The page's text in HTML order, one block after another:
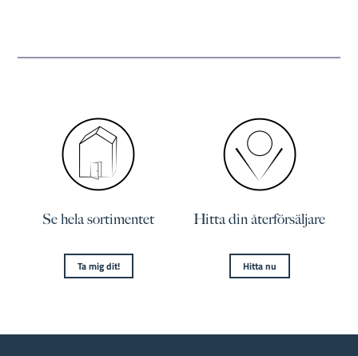
Se hela sortimentet
Ta mig dit!
Hitta din återförsäljare
Hitta nu